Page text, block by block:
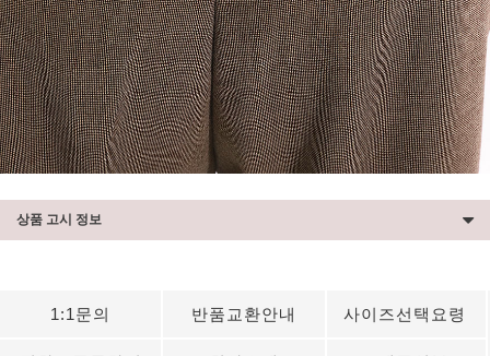
상품 고시 정보
1:1문의 반품교환안내 사이즈선택요령